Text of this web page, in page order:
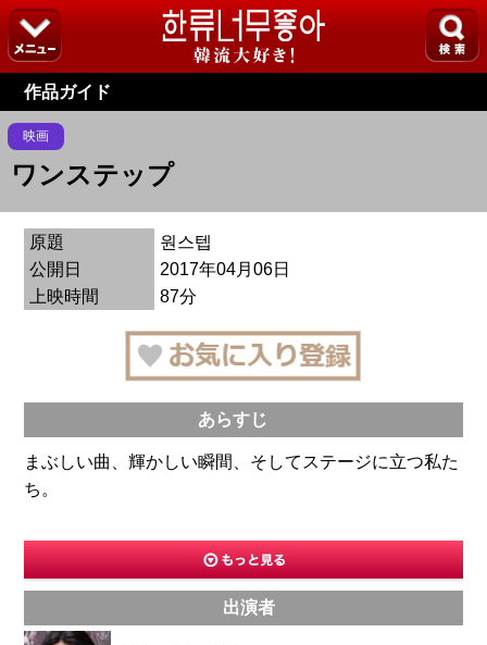
作品ガイド
映画
ワンステップ
原題
원스텝
公開日
2017年04月06日
上映時間
87分
あらすじ
まぶしい曲、輝かしい瞬間、そしてステージに立つ私た
ち。
出演者